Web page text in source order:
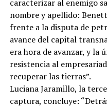
caracterizar al enemigo
nombre y apellido:
frente a la disputa de
avance del capital
era hora de avanzar, y la
resistencia al
recuperar las tierras”.
Luciana Jaramillo, la
captura, concluye: